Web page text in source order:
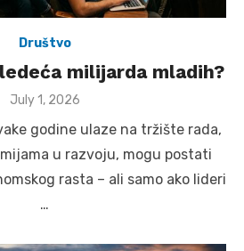
Društvo
milijarda mladih?
Posted
July 1, 2026
godine ulaze na tržište rada,
u razvoju, mogu postati
rasta – ali samo ako lideri
…